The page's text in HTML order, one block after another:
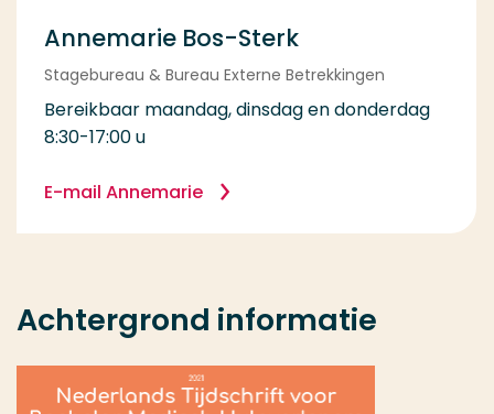
Annemarie Bos-Sterk
Stagebureau & Bureau Externe Betrekkingen
Bereikbaar maandag, dinsdag en donderdag
8:30-17:00 u
E-mail Annemarie
Achtergrond informatie